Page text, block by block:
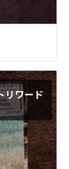
リワード